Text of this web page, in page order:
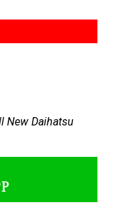
New Daihatsu